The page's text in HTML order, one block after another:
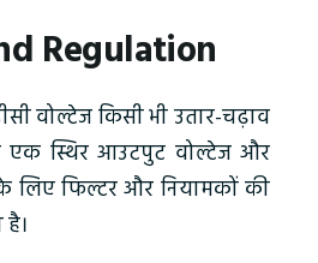
Regulation
वोल्टेज किसी भी उतार-चढ़ाव
स्थिर आउटपुट वोल्टेज और
लिए फिल्टर और नियामकों की